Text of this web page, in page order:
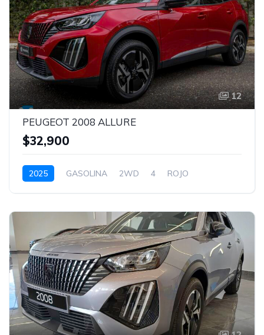
12
PEUGEOT 2008 ALLURE
$32,900
2025 GASOLINA 2WD 4 ROJO